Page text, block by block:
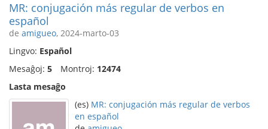
MR: conjugación más regular de verbos en
español
de amigueo, 2024-marto-03
Lingvo: Español
Mesaĝoj: 5 Montroj: 12474
Lasta mesaĝo
(es) MR: conjugación más regular de verbos
en español